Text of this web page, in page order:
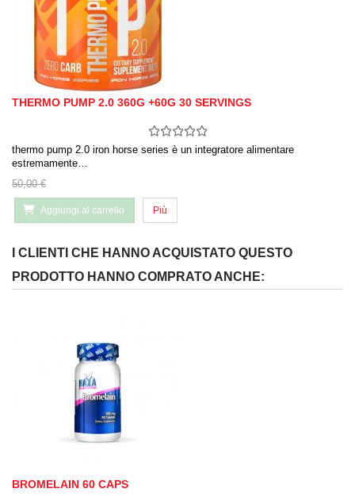
THERMO PUMP 2.0 360G +60G 30 SERVINGS
thermo pump 2.0 iron horse series è un integratore alimentare
estremamente…
50,00 €
Aggiungi al carrello Più
I CLIENTI CHE HANNO ACQUISTATO QUESTO
PRODOTTO HANNO COMPRATO ANCHE:
BROMELAIN 60 CAPS